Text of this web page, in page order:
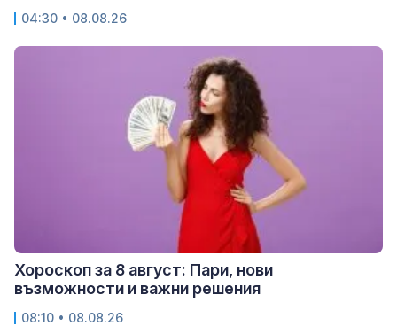
04:30 • 08.08.26
Хороскоп за 8 август: Пари, нови
възможности и важни решения
08:10 • 08.08.26